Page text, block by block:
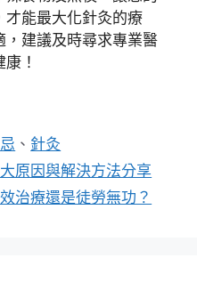
才能最大化針灸的療
建議及時尋求專業醫
！
、 針灸
原因與解決方法分享
治療還是徒勞無功？